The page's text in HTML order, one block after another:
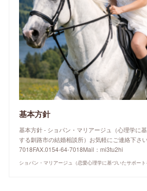
基本方針
基本方針 - ショパン・マリアージュ（心理学に
する釧路市の結婚相談所）お気軽にご連絡下さ
7018FAX.0154-64-7018Mail：mi3tu2hi